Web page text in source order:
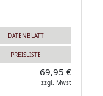
DATENBLATT
PREISLISTE
69,95 €
zzgl. Mwst